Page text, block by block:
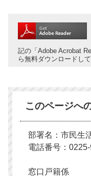
記の「Adobe Acrobat
ら無料ダウンロードして
このページへ
部署名：市民生
電話番号：
窓口戸籍係